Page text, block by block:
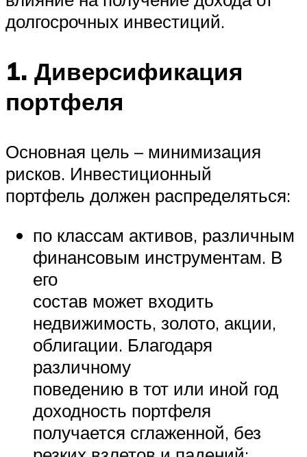
долгосрочных инвестиций.
1. Диверсификация
портфеля
Основная цель – минимизация
рисков. Инвестиционный
портфель должен распределяться:
по классам активов, различным
финансовым инструментам. В
его
состав может входить
недвижимость, золото, акции,
облигации. Благодаря
различному
поведению в тот или иной год
доходность портфеля
получается сглаженной, без